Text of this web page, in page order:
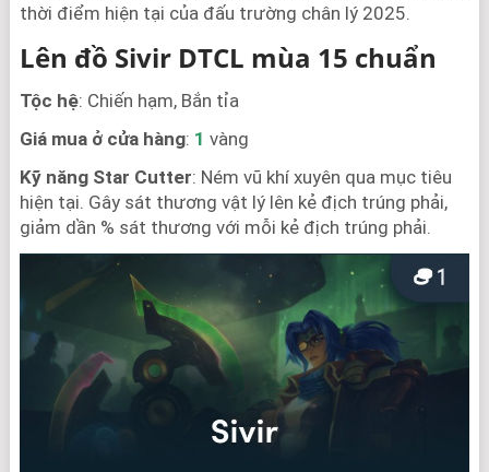
thời điểm hiện tại của đấu trường chân lý 2025.
Lên đồ SivirDTCL mùa 15 chuẩn
Tộc hệ: Chiến hạm, Bắn tỉa
Giá mua ở cửa hàng: 1 vàng
Kỹ năng Star Cutter: Ném vũ khí xuyên qua mục tiêu
hiện tại. Gây sát thương vật lý lên kẻ địch trúng phải,
giảm dần % sát thương với mỗi kẻ địch trúng phải.